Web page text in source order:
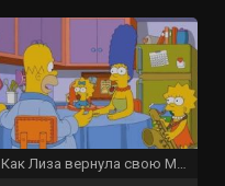
Как Лиза вернула свою Мардж